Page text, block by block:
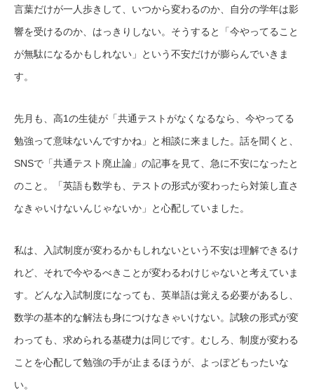
言葉だけが一人歩きして、いつから変わるのか、自分の学年は影
響を受けるのか、はっきりしない。そうすると「今やってること
が無駄になるかもしれない」という不安だけが膨らんでいきま
す。
先月も、高1の生徒が「共通テストがなくなるなら、今やってる
勉強って意味ないんですかね」と相談に来ました。話を聞くと、
SNSで「共通テスト廃止論」の記事を見て、急に不安になったと
のこと。「英語も数学も、テストの形式が変わったら対策し直さ
なきゃいけないんじゃないか」と心配していました。
私は、入試制度が変わるかもしれないという不安は理解できるけ
れど、それで今やるべきことが変わるわけじゃないと考えていま
す。どんな入試制度になっても、英単語は覚える必要があるし、
数学の基本的な解法も身につけなきゃいけない。試験の形式が変
わっても、求められる基礎力は同じです。むしろ、制度が変わる
ことを心配して勉強の手が止まるほうが、よっぽどもったいな
い。